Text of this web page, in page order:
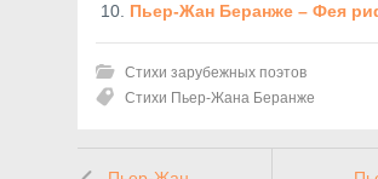
Пьер-Жан Беранже – Фея
Стихи зарубежных поэтов
Стихи Пьер-Жана Беранже